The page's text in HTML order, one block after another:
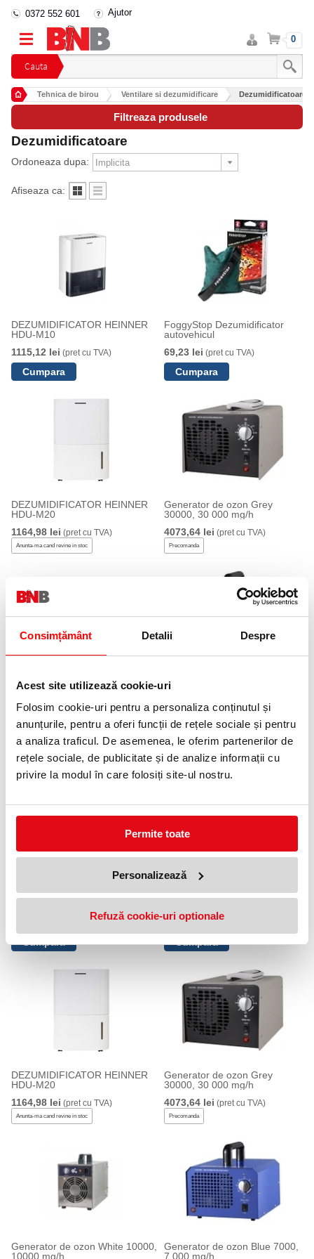
Consimțământ Detalii Despre
Acest site utilizează cookie-uri
Folosim cookie-uri pentru a personaliza conținutul și
anunțurile, pentru a oferi funcții de rețele sociale și pentru
a analiza traficul. De asemenea, le oferim partenerilor de
rețele sociale, de publicitate și de analize informații cu
privire la modul în care folosiți site-ul nostru.
Permite toate
Personalizează
Refuză cookie-uri optionale
Cauta
0372 552 601 Ajutor
Intra
in
cont
Cos 0
Tehnica de birou Ventilare si dezumidificare Dezumidificatoare
Filtreaza produsele
Dezumidificatoare
Ordoneaza dupa:
Afiseaza ca:
DEZUMIDIFICATOR HEINNER
HDU-M10
1115,12 lei (pret cu TVA)
FoggyStop Dezumidificator
autovehicul
69,23 lei (pret cu TVA)
DEZUMIDIFICATOR HEINNER
HDU-M20
1164,98 lei (pret cu TVA)
Anunta-ma cand revine in stoc
Generator de ozon Grey
30000, 30 000 mg/h
4073,64 lei (pret cu TVA)
Precomanda
10000 mg/h
2521,41 lei(pret cu TVA)
7 000 mg/h
2312,46 lei(pret cu TVA)
NOUTATI
DEZUMIDIFICATOR HEINNER
FoggyStop Dezumidificator
69,23 lei
DEZUMIDIFICATOR HEINNER
HDU-M20
1164,98 lei (pret cu TVA)
Anunta-ma cand revine in stoc
Generator de ozon Grey
30000, 30 000 mg/h
4073,64 lei (pret cu TVA)
Precomanda
Generator de ozon White 10000,
10000 mg/h
Generator de ozon Blue 7000,
7 000 mg/h